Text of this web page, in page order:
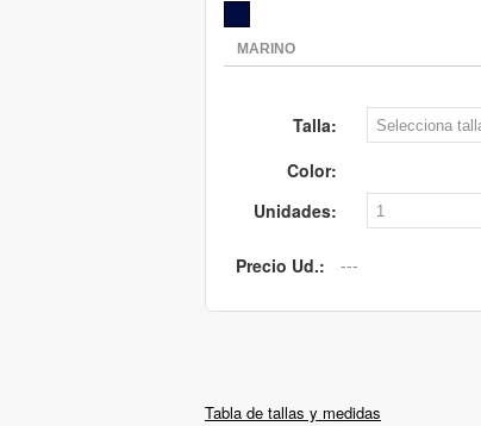
Talla:
Color:
Unidades:
Precio Ud.:
Tabla de tallas y medidas